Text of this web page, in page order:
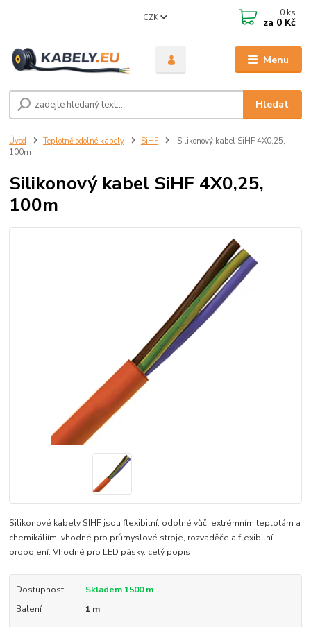
Menu
CZK
Hledat
0 ks
za 0 Kč
Úvod Teplotně odolné kabely SiHF
Silikonový kabel SiHF 4X0,25,
100m
Silikonový kabel SiHF 4X0,25,
100m
Silikonové kabely SIHF jsou flexibilní, odolné vůči extrémním teplotám a
chemikáliím, vhodné pro průmyslové stroje, rozvaděče a flexibilní
propojení. Vhodné pro LED pásky. celý popis
Dostupnost
Skladem 1500 m
Balení
1 m